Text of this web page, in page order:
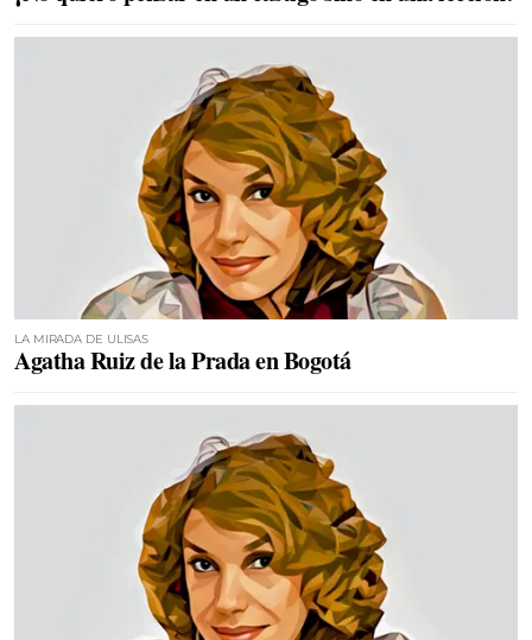
LA MIRADA DE ULISAS
Agatha Ruiz de la Prada en Bogotá